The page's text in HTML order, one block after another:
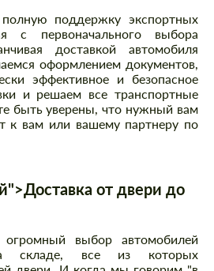
поддержку экспортных
с первоначального выбора
доставкой автомобиля
оформлением документов,
эффективное и безопасное
и решаем все транспортные
быть уверены, что нужный вам
к вам или вашему партнеру по
от двери до
выбор автомобилей
складе, все из которых